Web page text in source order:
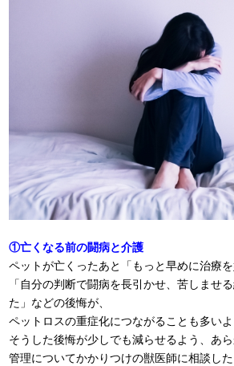
①亡くなる前の闘病と介護
ペットが亡くったあと「もっと早めに治療
「自分の判断で闘病を長引かせ、苦しませ
た」などの後悔が、
ペットロスの重症化につながることも多いよ
そうした後悔が少しでも減らせるよう、あ
管理についてかかりつけの獣医師に相談した